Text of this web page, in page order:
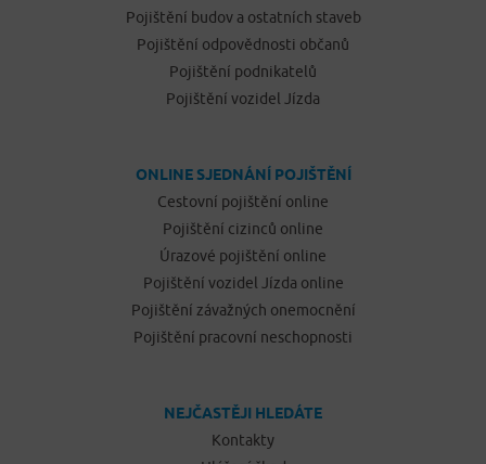
Pojištění budov a ostatních staveb
Pojištění odpovědnosti občanů
Pojištění podnikatelů
Pojištění vozidel Jízda
ONLINE SJEDNÁNÍ POJIŠTĚNÍ
Cestovní pojištění online
Pojištění cizinců online
Úrazové pojištění online
Pojištění vozidel Jízda online
Pojištění závažných onemocnění
Pojištění pracovní neschopnosti
NEJČASTĚJI HLEDÁTE
Kontakty